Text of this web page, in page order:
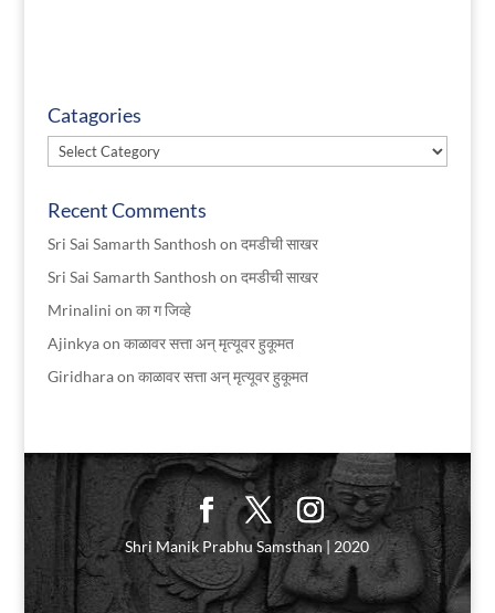
Catagories
Catagories
Recent Comments
Sri Sai Samarth Santhosh on दमडीची साखर
Sri Sai Samarth Santhosh on दमडीची साखर
Mrinalini on का ग जिव्हे
Ajinkyaon काळावर सत्ता अन् मृत्यूवर हुकूमत
Giridharaon काळावर सत्ता अन् मृत्यूवर हुकूमत
Shri Manik Prabhu Samsthan | 2020